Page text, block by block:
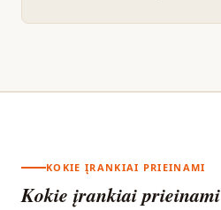
KOKIE ĮRANKIAI PRIEINAMI
Kokie įrankiai prieinami